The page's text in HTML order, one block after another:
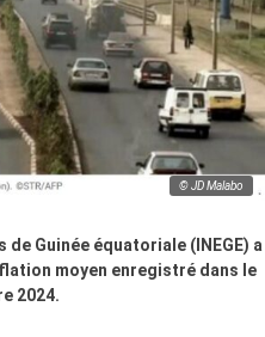
© JD Malabo
Guinée équatoriale (INEGE) a
moyen enregistré dans le
2024.